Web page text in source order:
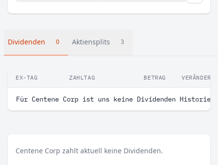
Dividenden 0 Aktiensplits 3
EX-TAG ZAHLTAG BETRAG
Für Centene Corp ist uns keine Dividenden Historie
Centene Corp zahlt aktuell keine Dividenden.